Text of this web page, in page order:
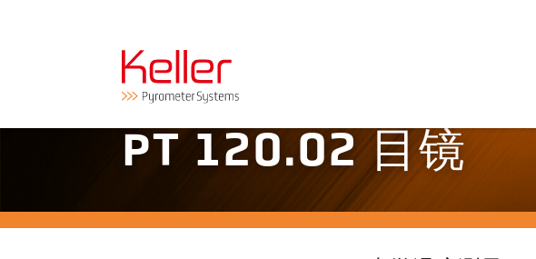
PT 120.02 目镜